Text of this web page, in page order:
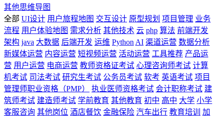
其他思维导图
全部 UI设计 用户旅程地图 交互设计 原型规划 项目管理 业务
流程 用户体验地图 需求分析 其他技术 云 php 算法 前端开发
架构 java 大数据 后端开发 运维 Python AI 渠道运营 数据分析
新媒体运营 内容运营 短视频运营 活动运营 工具推荐 产品运
营 用户运营 电商运营 教师资格证考试 心理咨询师考试 计算
机考试 司法考试 研究生考试 公务员考试 软考 英语考试 项目
管理师职业资格（PMP）
执业医师资格考试 会计职称考试 建
筑师考试 建造师考试 学前教育 其他教育 初中 高中 大学 小学
客服咨询 其他岗位 酒店餐饮 金融保险 汽车出行 教育培训
加